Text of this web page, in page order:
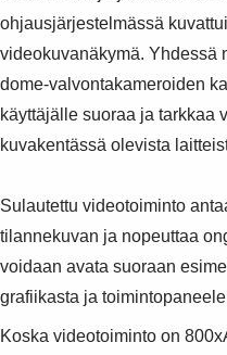
ohjausjärjestelmässä
videokuvanäkymä. Yhdessä
dome-valvontakameroiden
käyttäjälle suoraa ja tarkkaa
kuvakentässä olevista
Sulautettu videotoiminto
tilannekuvan ja nopeuttaa
voidaan avata suoraan
grafiikasta ja
Koska videotoiminto on